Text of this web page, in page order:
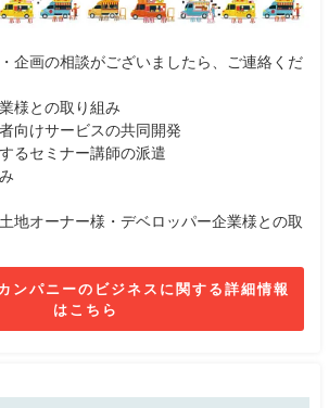
企画の相談がございましたら、ご連絡くだ
様との取り組み
向けサービスの共同開発
るセミナー講師の派遣
地オーナー様・デベロッパー企業様との取
ンパニーのビジネスに関する詳細情報
はこちら